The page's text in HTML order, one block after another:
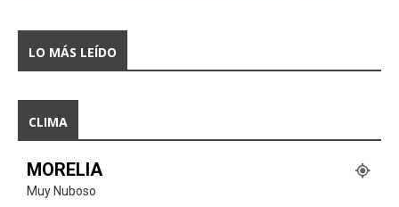
LO MÁS LEÍDO
CLIMA
MORELIA
Muy Nuboso